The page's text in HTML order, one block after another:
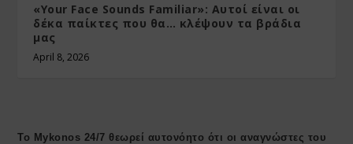
«Your Face Sounds Familiar»: Αυτοί είναι οι
δέκα παίκτες που θα… κλέψουν τα βράδια
μας
April 8, 2026
Το Mykonos 24/7 θεωρεί αυτονόητο ότι οι αναγνώστες του